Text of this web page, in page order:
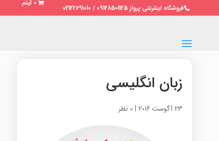
فروشگاه اینترنتی پرواز 09128501125 / 02122691010
0 آیتم
زبان انگلیسی
23 آگوست 2016 | 0 نظر